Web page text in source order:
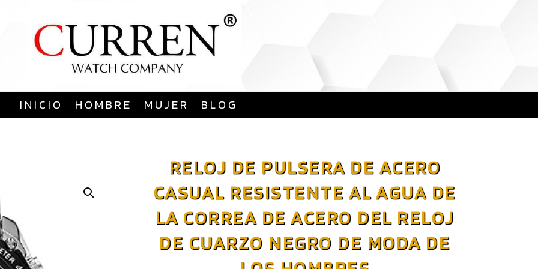
al
contenido
INICIO HOMBRE MUJER BLOG
RELOJ DE PULSERA DE ACERO
CASUAL RESISTENTE AL AGUA DE
LA CORREA DE ACERO DEL RELOJ
DE CUARZO NEGRO DE MODA DE